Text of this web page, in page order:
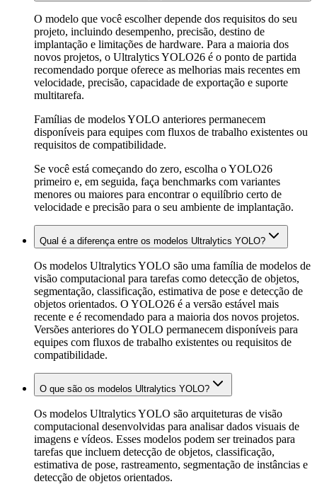
O modelo que você escolher depende dos requisitos do seu
projeto, incluindo desempenho, precisão, destino de
implantação e limitações de hardware. Para a maioria dos
novos projetos, o Ultralytics YOLO26 é o ponto de partida
recomendado porque oferece as melhorias mais recentes em
velocidade, precisão, capacidade de exportação e suporte
multitarefa.
Famílias de modelos YOLO anteriores permanecem
disponíveis para equipes com fluxos de trabalho existentes ou
requisitos de compatibilidade.
Se você está começando do zero, escolha o YOLO26
primeiro e, em seguida, faça benchmarks com variantes
menores ou maiores para encontrar o equilíbrio certo de
velocidade e precisão para o seu ambiente de implantação.
Qual é a diferença entre os modelos Ultralytics YOLO?
Os modelos Ultralytics YOLO são uma família de modelos de
visão computacional para tarefas como detecção de objetos,
segmentação, classificação, estimativa de pose e detecção de
objetos orientados. O YOLO26 é a versão estável mais
recente e é recomendado para a maioria dos novos projetos.
Versões anteriores do YOLO permanecem disponíveis para
equipes com fluxos de trabalho existentes ou requisitos de
compatibilidade.
O que são os modelos Ultralytics YOLO?
Os modelos Ultralytics YOLO são arquiteturas de visão
computacional desenvolvidas para analisar dados visuais de
imagens e vídeos. Esses modelos podem ser treinados para
tarefas que incluem detecção de objetos, classificação,
estimativa de pose, rastreamento, segmentação de instâncias e
detecção de objetos orientados.